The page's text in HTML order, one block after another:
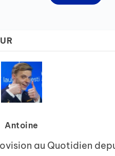
Antoine
au Quotidien